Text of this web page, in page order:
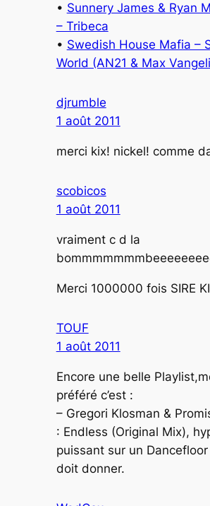
• Sunnery James & Ryan
– Tribeca
• Swedish House Mafia –
World (AN21 & Max
djrumble
1 août 2011
merci kix! nickel! comme
scobicos
1 août 2011
vraiment c d la
Merci 1000000 fois SIRE
TOUF
1 août 2011
Encore une belle
préféré c’est :
– Gregori Klosman &
: Endless (Original Mix),
puissant sur un
doit donner.